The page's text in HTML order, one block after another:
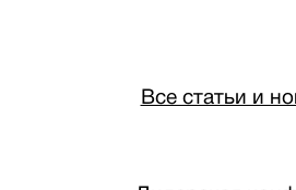
Все статьи и